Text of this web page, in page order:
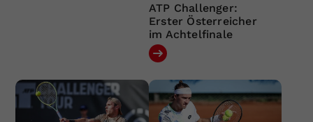
ATP Challenger:
Erster Österreicher
im Achtelfinale